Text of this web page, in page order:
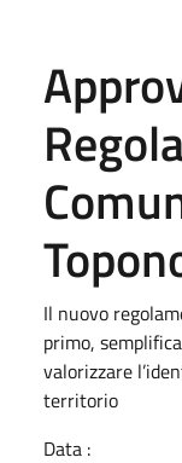
Il nuovo
primo,
valorizzare
territorio
Data :